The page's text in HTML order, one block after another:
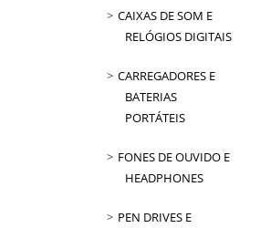
CAIXAS DE SOM E
RELÓGIOS DIGITAIS
CARREGADORES E
BATERIAS
PORTÁTEIS
FONES DE OUVIDO E
HEADPHONES
PEN DRIVES E